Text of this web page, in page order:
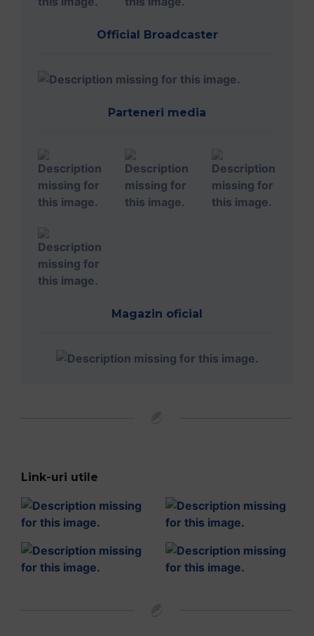
Official Broadcaster
Parteneri media
Magazin oficial
Link-uri utile